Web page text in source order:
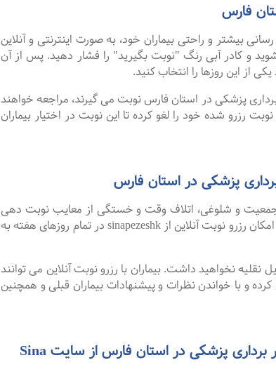
فارس
و راحتی بیماران خود، به صورت اینترنتی و آنلاین
و کادر آبی رنگ "نوبت بگیرید" را فشار دهید. پس از آن
از این روزها را انتخاب کنید.
تصویر برداری پزشکی در استان فارس نوبت می گیرند، مراجعه خواهند
رزرو شده خود را لغو کرده تا این نوبت در اختیار بیماران
پزشکی در استان فارس
جمعیت و شلوغی، اتلاف وقت و خستگی از معایب نوبت دهی
سنتی بوده که پیشرفت علم و تکنولوژی و نوبت دهی اینترنتی این مشکل را برطرف کرده است. امکان رزرو نوبت آنلاین از sinapezeshk در تمام روزهای هفته به
نخواهید داشت. بیماران با رزرو نوبت آنلاین می توانند
با خواندن نظرات و پیشنهادات بیماران قبلی و همچنین
رضایت بیماران از نوبت دهی اینترنتی بهترین متخصص و فوق تخصص تصویر برداری پزشکی در استان فارس از سایت Sina